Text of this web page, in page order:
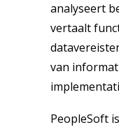
analyseert
vertaalt
van
PeopleSoft